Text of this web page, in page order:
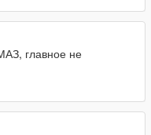
главное не